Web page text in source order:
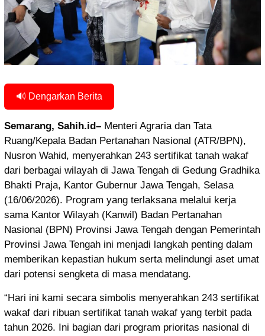
🔊 Dengarkan Berita
Semarang, Sahih.id– Menteri Agraria dan Tata
Ruang/Kepala Badan Pertanahan Nasional (ATR/BPN),
Nusron Wahid, menyerahkan 243 sertifikat tanah wakaf
dari berbagai wilayah di Jawa Tengah di Gedung Gradhika
Bhakti Praja, Kantor Gubernur Jawa Tengah, Selasa
(16/06/2026). Program yang terlaksana melalui kerja
sama Kantor Wilayah (Kanwil) Badan Pertanahan
Nasional (BPN) Provinsi Jawa Tengah dengan Pemerintah
Provinsi Jawa Tengah ini menjadi langkah penting dalam
memberikan kepastian hukum serta melindungi aset umat
dari potensi sengketa di masa mendatang.
“Hari ini kami secara simbolis menyerahkan 243 sertifikat
wakaf dari ribuan sertifikat tanah wakaf yang terbit pada
tahun 2026. Ini bagian dari program prioritas nasional di